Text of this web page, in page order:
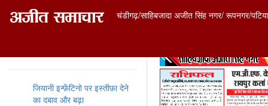
चंडीगढ़/साहिबजादा अजीत सिंह नगर/ रूपनगर/
जियानी इन्फ़ेंटिनो पर इस्तीफ़ा देने
का दबाव और बढ़ा